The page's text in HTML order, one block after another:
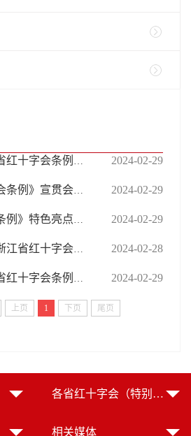
在贯彻落实《浙江省红十字会条例》座谈会上的讲话 2024-02-29
在《浙江省红十字会条例》宣贯会上的讲话提纲 2024-02-29
《浙江省红十字会条例》特色亮点介绍 2024-02-29
3月1日起施行！《浙江省红十字会条例》宣贯动员部署会召开 2024-02-28
宣传海报：《浙江省红十字会条例》自3月1日起施行 2024-02-29
上页 1 下页 尾页
各省红十字会（特别行政区红十字会）
相关媒体